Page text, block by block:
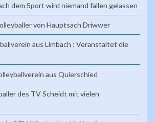
dem Sport wird niemand fallen gelassen
von Hauptsach Driwwer
aus Limbach ; Veranstaltet die
aus Quierschied
des TV Scheidt mit vielen